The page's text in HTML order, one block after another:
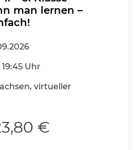
man lernen –
19:45 Uhr
virtueller
€